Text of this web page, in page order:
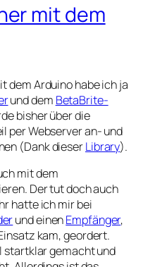
mit dem
dem Arduino habe ich ja
und dem BetaBrite-
bisher über die
per Webserver an- und
(Dank dieserLibrary).
mit dem
Der tut doch auch
hatte ich mir bei
und einenEmpfänger,
kam, geordert.
startklar gemacht und